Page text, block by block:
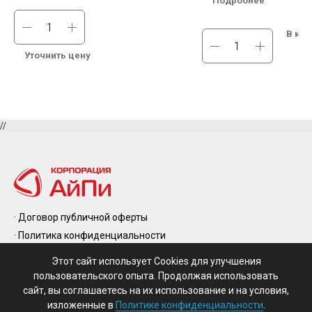
Уточнить цену
В
//
Этот сайт использует Cookies для улучшения
пользовательского опыта. Продолжая использовать
сайт, вы соглашаетесь на их использование и на условия,
изложенные в Политике конфиденциальности
· Договор публичной оферты
· Политика конфиденциальности
· Производители
© 2025 Все права защищены